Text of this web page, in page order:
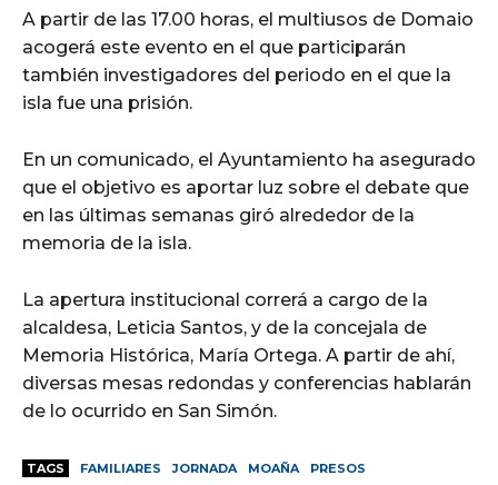
A partir de las 17.00 horas, el multiusos de Domaio
acogerá este evento en el que participarán
también investigadores del periodo en el que la
isla fue una prisión.
En un comunicado, el Ayuntamiento ha asegurado
que el objetivo es aportar luz sobre el debate que
en las últimas semanas giró alrededor de la
memoria de la isla.
La apertura institucional correrá a cargo de la
alcaldesa, Leticia Santos, y de la concejala de
Memoria Histórica, María Ortega. A partir de ahí,
diversas mesas redondas y conferencias hablarán
de lo ocurrido en San Simón.
TAGS FAMILIARES JORNADA MOAÑA
PRESOS